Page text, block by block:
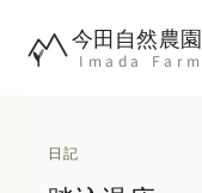
今田自然農園
Imada Farm
日記